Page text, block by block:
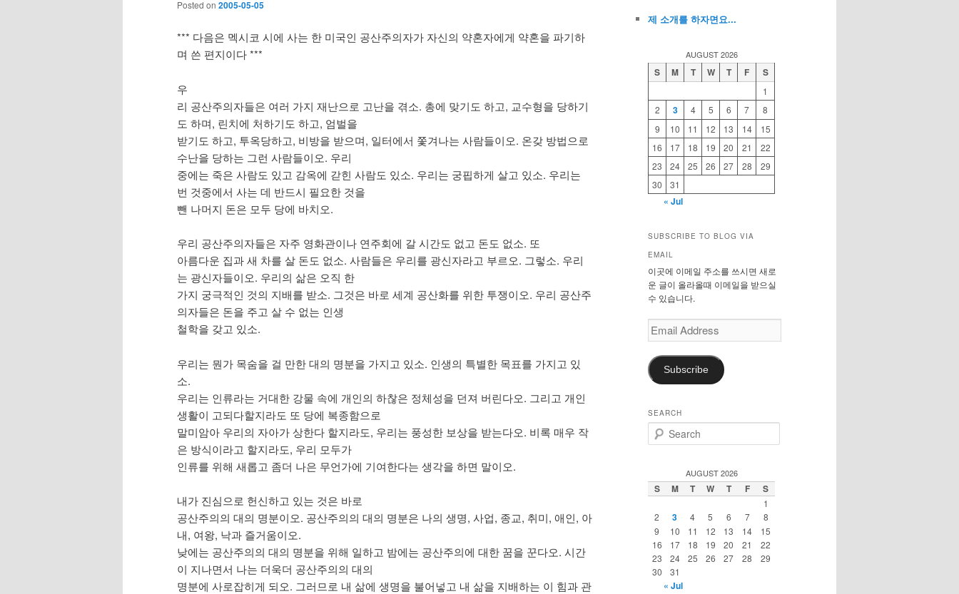
Posted on 2005-05-05
*** 다음은 멕시코 시에 사는 한 미국인 공산주의자가 자신의 약혼자에게 약혼을 파기하
며 쓴 편지이다 ***
우
리 공산주의자들은 여러 가지 재난으로 고난을 겪소. 총에 맞기도 하고, 교수형을 당하기
도 하며, 린치에 처하기도 하고, 엄벌을
받기도 하고, 투옥당하고, 비방을 받으며, 일터에서 쫓겨나는 사람들이오. 온갖 방법으로
수난을 당하는 그런 사람들이오. 우리
중에는 죽은 사람도 있고 감옥에 갇힌 사람도 있소. 우리는 궁핍하게 살고 있소. 우리는
번 것중에서 사는 데 반드시 필요한 것을
뺀 나머지 돈은 모두 당에 바치오.
우리 공산주의자들은 자주 영화관이나 연주회에 갈 시간도 없고 돈도 없소. 또
아름다운 집과 새 차를 살 돈도 없소. 사람들은 우리를 광신자라고 부르오. 그렇소. 우리
는 광신자들이오. 우리의 삶은 오직 한
가지 궁극적인 것의 지배를 받소. 그것은 바로 세계 공산화를 위한 투쟁이오. 우리 공산주
의자들은 돈을 주고 살 수 없는 인생
철학을 갖고 있소.
우리는 뭔가 목숨을 걸 만한 대의 명분을 가지고 있소. 인생의 특별한 목표를 가지고 있
소.
우리는 인류라는 거대한 강물 속에 개인의 하찮은 정체성을 던져 버린다오. 그리고 개인
생활이 고되다할지라도 또 당에 복종함으로
말미암아 우리의 자아가 상한다 할지라도, 우리는 풍성한 보상을 받는다오. 비록 매우 작
은 방식이라고 할지라도, 우리 모두가
인류를 위해 새롭고 좀더 나은 무언가에 기여한다는 생각을 하면 말이오.
내가 진심으로 헌신하고 있는 것은 바로
공산주의의 대의 명분이오. 공산주의의 대의 명분은 나의 생명, 사업, 종교, 취미, 애인, 아
내, 여왕, 낙과 즐거움이오.
낮에는 공산주의의 대의 명분을 위해 일하고 밤에는 공산주의에 대한 꿈을 꾼다오. 시간
이 지나면서 나는 더욱더 공산주의의 대의
명분에 사로잡히게 되오. 그러므로 내 삶에 생명을 불어넣고 내 삶을 지배하는 이 힘과 관
제 소개를 하자면요...
AUGUST 2026
S M T W T F S
1
2
3 4 5 6 7
8
9
10 11 12 13 14
15
16
17 18 19 20 21
22
23
24 25 26 27 28
29
30
31
« Jul
SUBSCRIBE TO BLOG VIA
EMAIL
이곳에 이메일 주소를 쓰시면 새로
운 글이 올라올때 이메일을 받으실
수 있습니다.
Email
Address
Subscribe
SEARCH
e
c
h
AUGUST 2026
S M T W T F S
1
2
3 4 5 6 7
8
9
10 11 12 13 14
15
16
17 18 19 20 21
22
23
24 25 26 27 28
29
30
31
« Jul